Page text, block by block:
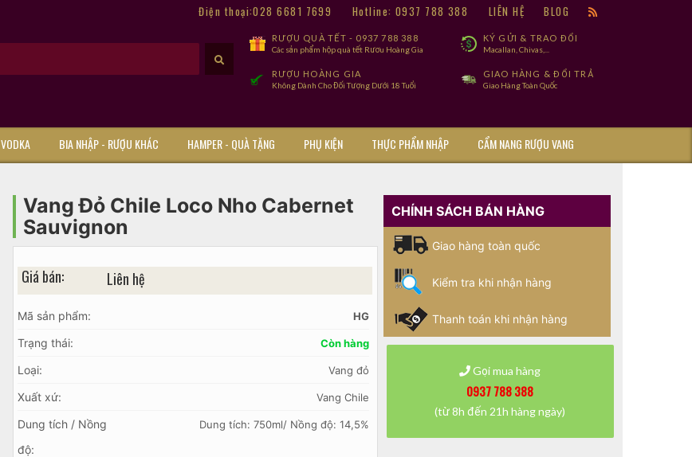
Điện thoại:028 6681 7699 Hotline: 0937 788 388 LIÊN HỆ BLOG
RƯỢU QUÀ TẾT - 0937 788 388
Các sản phẩm hộp quà tết Rươu Hoàng Gia
RƯỢU HOÀNG GIA
Không Dành Cho Đối Tượng Dưới 18 Tuổi
KÝ GỬI & TRAO ĐỔI
Macallan, Chivas,...
GIAO HÀNG & ĐỔI TRẢ
Giao Hàng Toàn Quốc
VODKA BIA NHẬP - RƯỢU KHÁC HAMPER - QUÀ TẶNG PHỤ KIỆN THỰC PHẨM NHẬP CẨM NANG RƯỢU VANG
Vang Đỏ Chile Loco Nho Cabernet
Sauvignon
Giá bán: Liên hệ
Mã sản phẩm: HG
Trạng thái: Còn hàng
Loại: Vang đỏ
Xuất xứ: Vang Chile
Dung tích / Nồng
độ:
Dung tích: 750ml/ Nồng độ: 14,5%
CHÍNH SÁCH BÁN HÀNG
Giao hàng toàn quốc
Kiểm tra khi nhận hàng
Thanh toán khi nhận hàng
Gọi mua hàng
0937 788 388
(từ 8h đến 21h hàng ngày)